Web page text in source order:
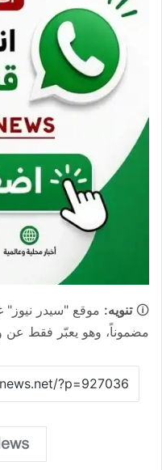
🛈تنويه: موقع "سيدر نيوز"
مضموناً، وهو يعبّر فقط عن